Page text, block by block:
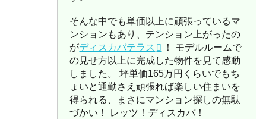
そんな中でも単価以上に頑張っているマ
ンションもあり、テンション上がったの
がディスカバテラス
！ モデルルームで
の見せ方以上に完成した物件を見て感動
しました。 坪単価165万円くらいでもち
ょいと通勤さえ頑張れば楽しい住まいを
得られる、まさにマンション探しの無駄
づかい！ レッツ！ディスカバ！